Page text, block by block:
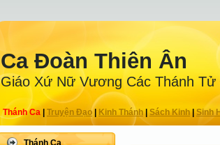
Ca Ðoàn Thiên Ân
Giáo Xứ Nữ Vương Các Thánh Tử
Thánh Ca Truyện Ðạo| Kinh Thánh Sách Kinh|Sinh
Thánh Ca